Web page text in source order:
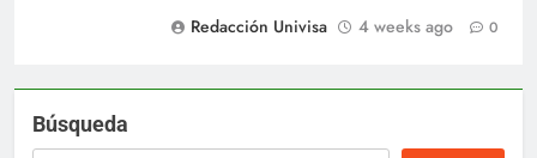
Redacción Univisa
4 weeks ago 0
Búsqueda